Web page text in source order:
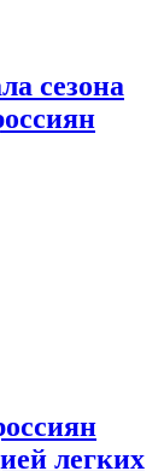
сезона
легких